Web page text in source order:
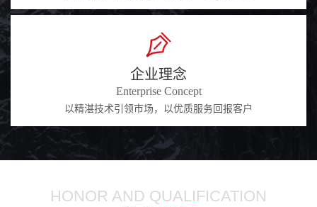
企业理念
Enterprise Concept
以精湛技术引领市场，以优质服务回报客户
HONOR AND QUALIFICATION